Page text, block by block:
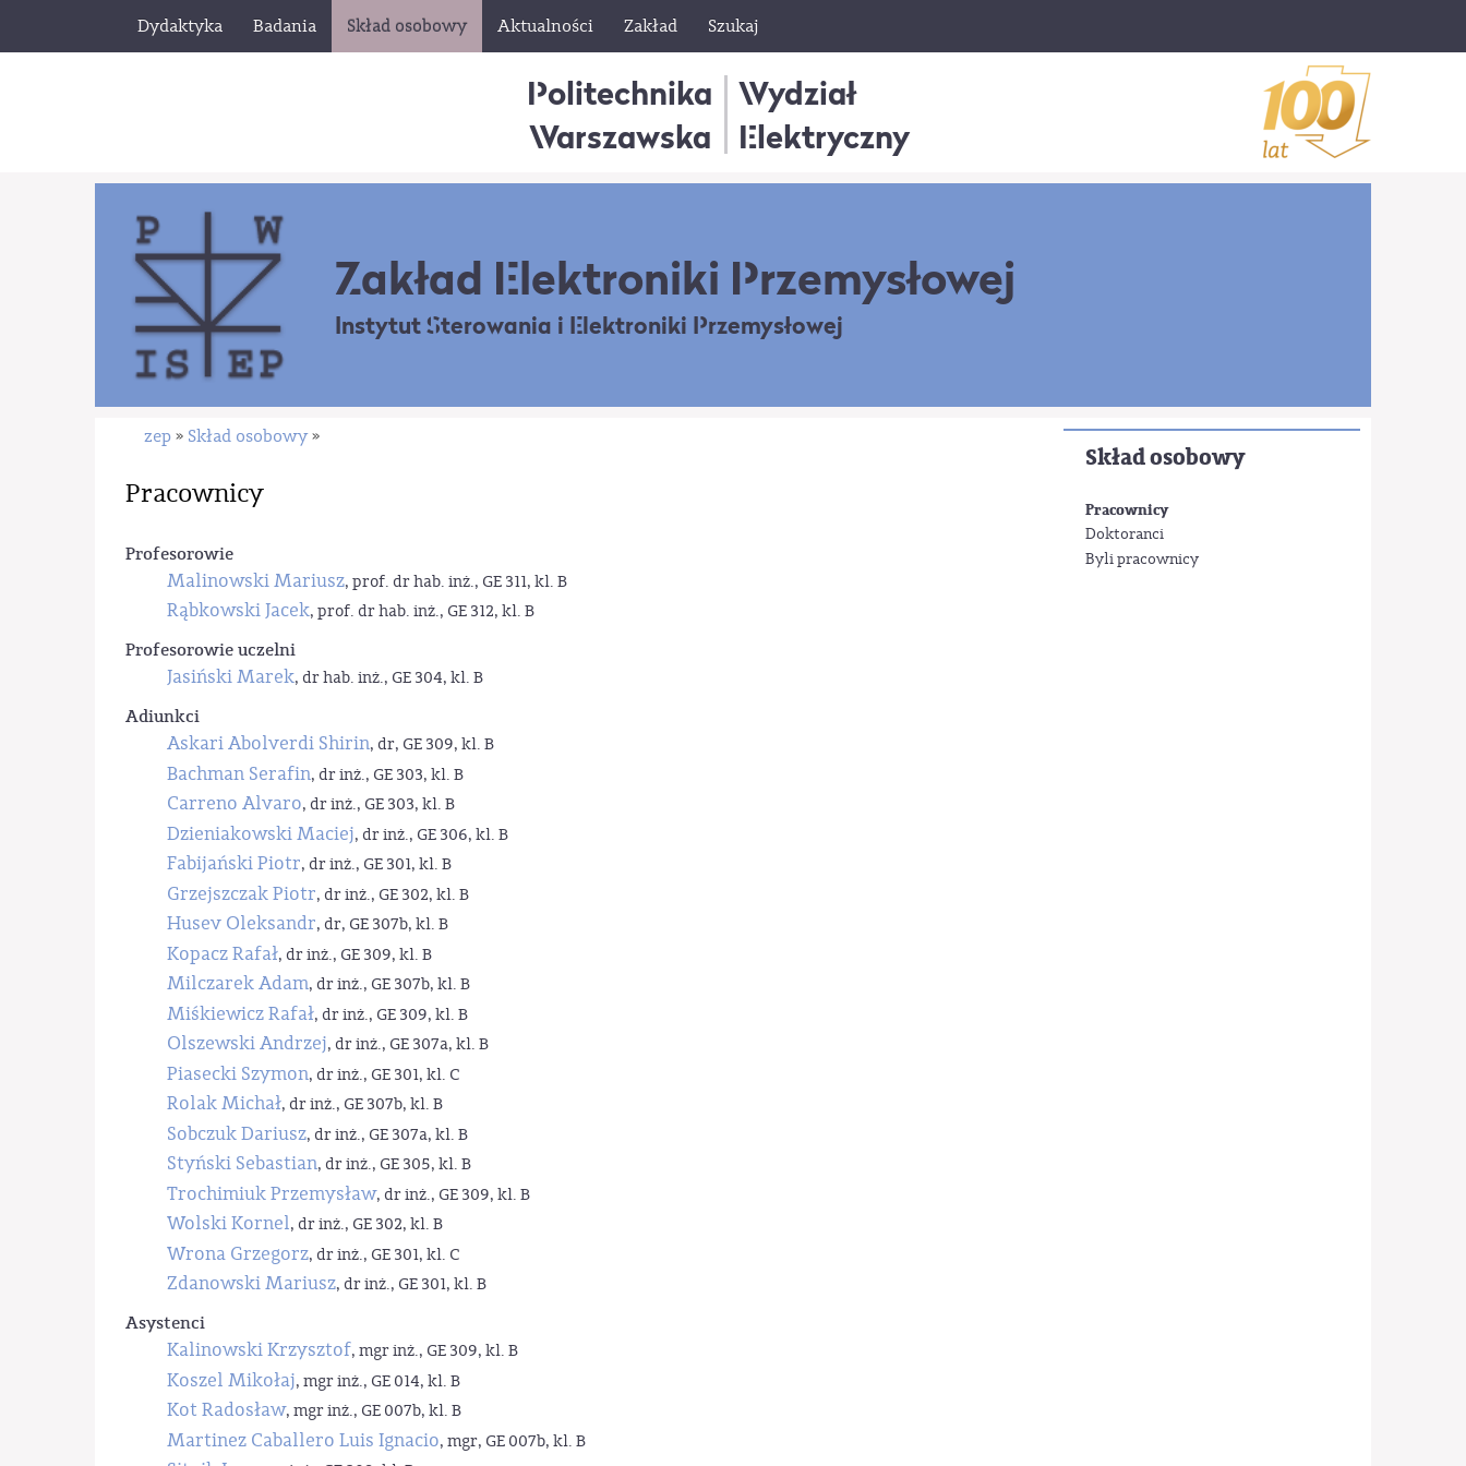
Dydaktyka Badania Skład osobowy Aktualności Zakład Szukaj
Politechnika
Warszawska
Wydział
Elektryczny
Zakład Elektroniki Przemysłowej
Instytut Sterowania i Elektroniki Przemysłowej
Skład osobowy
Pracownicy
Doktoranci
Byli pracownicy
zep » Skład osobowy »
Pracownicy
Profesorowie
Malinowski Mariusz, prof. dr hab. inż., GE 311, kl. B
Rąbkowski Jacek, prof. dr hab. inż., GE 312, kl. B
Profesorowie uczelni
Jasiński Marek, dr hab. inż., GE 304, kl. B
Adiunkci
Askari Abolverdi Shirin, dr, GE 309, kl. B
Bachman Serafin, dr inż., GE 303, kl. B
Carreno Alvaro, dr inż., GE 303, kl. B
Dzieniakowski Maciej, dr inż., GE 306, kl. B
Fabijański Piotr, dr inż., GE 301, kl. B
Grzejszczak Piotr, dr inż., GE 302, kl. B
Husev Oleksandr, dr, GE 307b, kl. B
Kopacz Rafał, dr inż., GE 309, kl. B
Milczarek Adam, dr inż., GE 307b, kl. B
Miśkiewicz Rafał, dr inż., GE 309, kl. B
Olszewski Andrzej, dr inż., GE 307a, kl. B
Piasecki Szymon, dr inż., GE 301, kl. C
Rolak Michał, dr inż., GE 307b, kl. B
Sobczuk Dariusz, dr inż., GE 307a, kl. B
Styński Sebastian, dr inż., GE 305, kl. B
Trochimiuk Przemysław, dr inż., GE 309, kl. B
Wolski Kornel, dr inż., GE 302, kl. B
Wrona Grzegorz, dr inż., GE 301, kl. C
Zdanowski Mariusz, dr inż., GE 301, kl. B
Asystenci
Kalinowski Krzysztof, mgr inż., GE 309, kl. B
Koszel Mikołaj, mgr inż., GE 014, kl. B
Kot Radosław, mgr inż., GE 007b, kl. B
Martinez Caballero Luis Ignacio, mgr, GE 007b, kl. B